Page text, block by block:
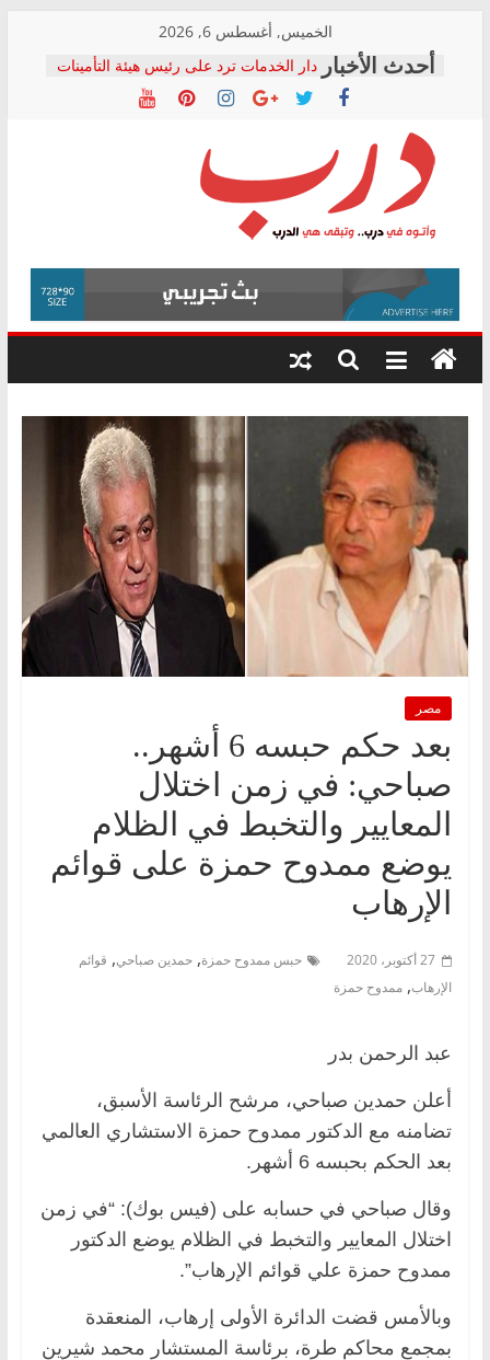
content
الخميس, أغسطس 6, 2026
دار الخدمات ترد على رئيس هيئة التأمينات
بعد مؤتمره الصحفي: إنكار الأزمة لا ينهي
معاناة أصحاب المعاشات.. ونطالب بكشف
فرحات سليمان يكتب: القطاع الصحي إلى
أين؟
حزب التحالف الشعبي يطلق لجنة “الحق
في الصحة” بالإسكندرية لرصد الانتهاكات
ودعم المرضى
الوزاري لمدينة الصحفيين.. وانتهاء أعمال
إنشاء المبنى الإداري
المجلس القومي لحقوق الإنسان يعلن
متابعة قضية الدكتور محمد زهران.. ويؤكد:
قرينة البراءة وضمانات المحاكمة العادلة
درب
وأتوه
درب..
وتبقى
هي
مصر
بعد حكم حبسه 6 أشهر..
صباحي: في زمن اختلال
المعايير والتخبط في الظلام
يوضع ممدوح حمزة على قوائم
الإرهاب
27 أكتوبر، 2020 حبس ممدوح حمزة, حمدين صباحي, قوائم
الإرهاب, ممدوح حمزة
عبد الرحمن بدر
أعلن حمدين صباحي، مرشح الرئاسة الأسبق،
تضامنه مع الدكتور ممدوح حمزة الاستشاري العالمي
بعد الحكم بحبسه 6 أشهر.
وقال صباحي في حسابه على (فيس بوك): “في زمن
اختلال المعايير والتخبط في الظلام يوضع الدكتور
ممدوح حمزة علي قوائم الإرهاب”.
وبالأمس قضت الدائرة الأولى إرهاب، المنعقدة
بمجمع محاكم طرة، برئاسة المستشار محمد شيرين